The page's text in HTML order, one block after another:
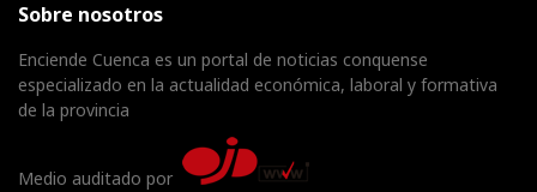
Sobre nosotros
Enciende Cuenca es un portal de noticias conquense
especializado en la actualidad económica, laboral y formativa
de la provincia
Medio auditado por